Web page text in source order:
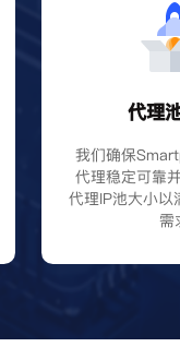
代理
我们确保
代理稳定可靠
代理IP池大小以
需